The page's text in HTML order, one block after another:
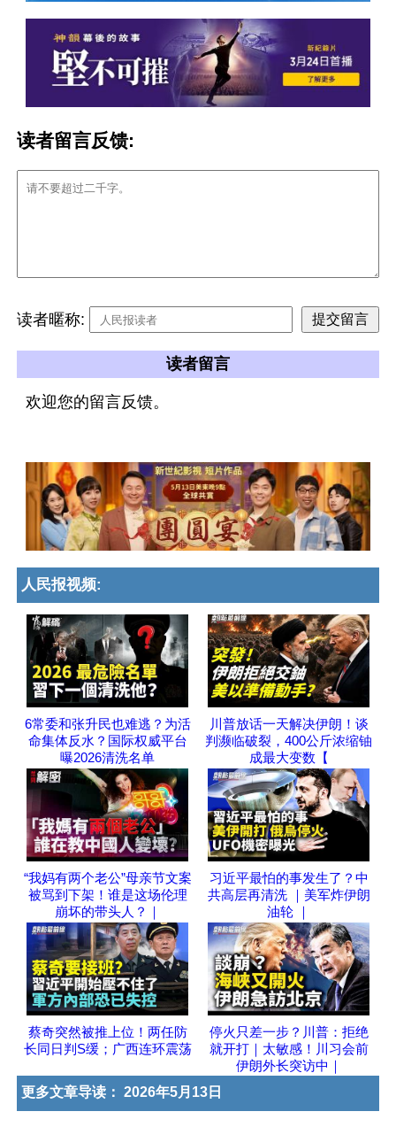
读者留言反馈:
读者暱称:
读者留言
欢迎您的留言反馈。
人民报视频:
6常委和张升民也难逃？为活
命集体反水？国际权威平台
曝2026清洗名单
川普放话一天解决伊朗！谈
判濒临破裂，400公斤浓缩铀
成最大变数【
“我妈有两个老公”母亲节文案
被骂到下架！谁是这场伦理
崩坏的带头人？｜
习近平最怕的事发生了？中
共高层再清洗 ｜美军炸伊朗
油轮 ｜
蔡奇突然被推上位！两任防
长同日判S缓；广西连环震荡
停火只差一步？川普：拒绝
就开打｜太敏感！川习会前
伊朗外长突访中｜
更多文章导读： 2026年5月13日